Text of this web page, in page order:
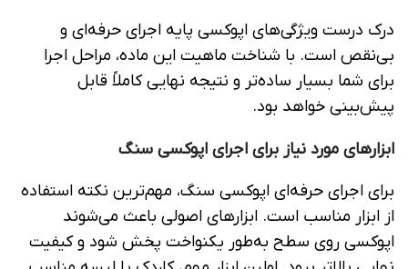
درک درست ویژگی‌های اپوکسی پایه اجرای حرفه‌ای و
بی‌نقص است. با شناخت ماهیت این ماده، مراحل اجرا
برای شما بسیار ساده‌تر و نتیجه نهایی کاملاً قابل
پیش‌بینی خواهد بود.
ابزارهای مورد نیاز برای اجرای اپوکسی سنگ
برای اجرای حرفه‌ای اپوکسی سنگ، مهم‌ترین نکته استفاده
از ابزار مناسب است. ابزارهای اصولی باعث می‌شوند
اپوکسی روی سطح به‌طور یکنواخت پخش شود و کیفیت